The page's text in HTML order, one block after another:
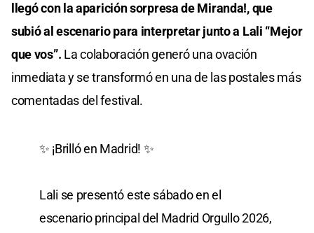
llegó con la aparición sorpresa de Miranda!, que
subió al escenario para interpretar junto a Lali “Mejor
que vos”. La colaboración generó una ovación
inmediata y se transformó en una de las postales más
comentadas del festival.
✨ ¡Brilló en Madrid! ✨
Lali se presentó este sábado en el
escenario principal del Madrid Orgullo 2026,